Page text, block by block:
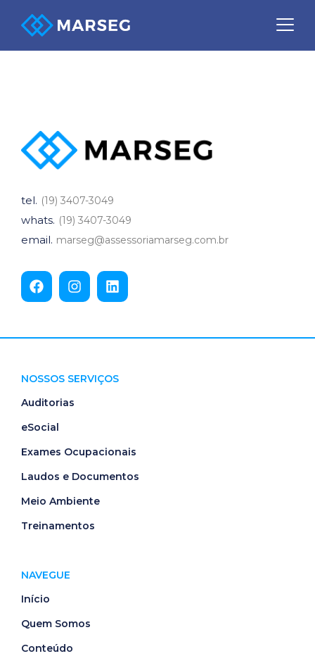
tel. (19) 3407-3049
whats. (19) 3407-3049
email. marseg@assessoriamarseg.com.br
NOSSOS SERVIÇOS
Auditorias
eSocial
Exames Ocupacionais
Laudos e Documentos
Meio Ambiente
Treinamentos
NAVEGUE
Início
Quem Somos
Conteúdo